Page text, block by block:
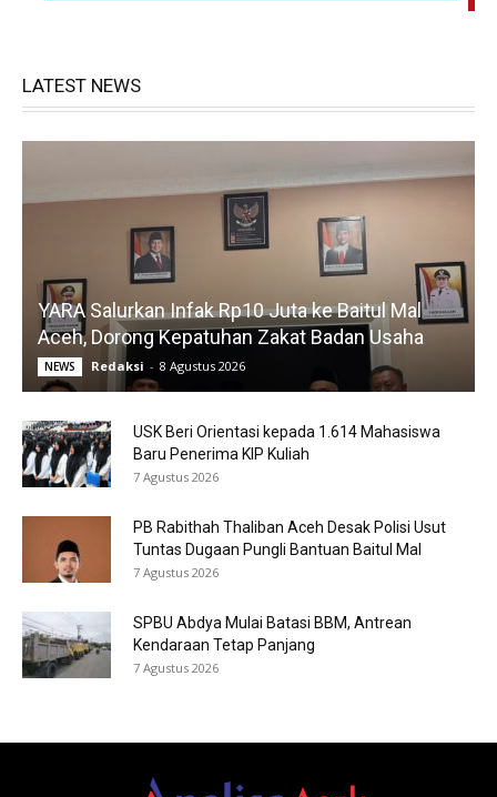
LATEST NEWS
YARA Salurkan Infak Rp10 Juta ke Baitul Mal
Aceh, Dorong Kepatuhan Zakat Badan Usaha
NEWS Redaksi - 8 Agustus 2026
USK Beri Orientasi kepada 1.614 Mahasiswa
Baru Penerima KIP Kuliah
7 Agustus 2026
PB Rabithah Thaliban Aceh Desak Polisi Usut
Tuntas Dugaan Pungli Bantuan Baitul Mal
7 Agustus 2026
SPBU Abdya Mulai Batasi BBM, Antrean
Kendaraan Tetap Panjang
7 Agustus 2026